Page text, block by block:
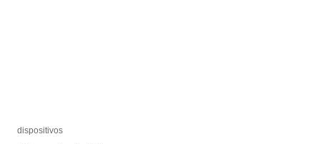
dispositivos
dispositivos